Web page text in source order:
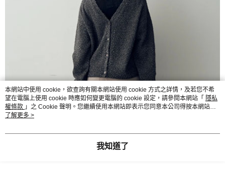
本網站中使用 cookie，欲查詢有關本網站使用 cookie 方式之詳情，及若您不希
望在電腦上使用 cookie 時應如何變更電腦的 cookie 設定，請參閱本網站「 隱私
權條款 」之 Cookie 聲明。您繼續使用本網站即表示您同意本公司得按本網站使
用條款之 Cookie 聲明使用 cookie。
了解更多 >
我知道了